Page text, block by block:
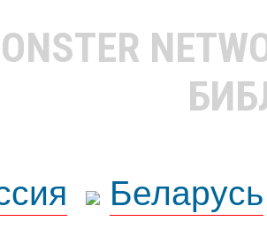
Беларусь